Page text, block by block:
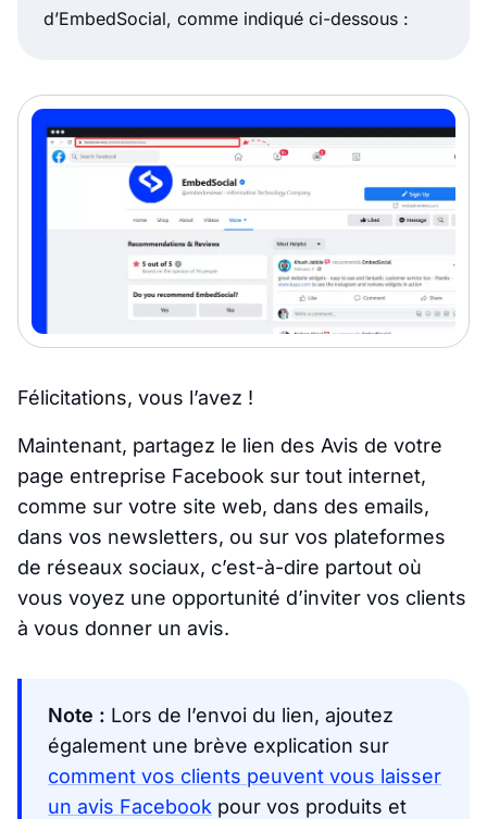
d’EmbedSocial, comme indiqué ci-dessous :
Félicitations, vous l’avez !
Maintenant, partagez le lien des Avis de votre
page entreprise Facebook sur tout internet,
comme sur votre site web, dans des emails,
dans vos newsletters, ou sur vos plateformes
de réseaux sociaux, c’est-à-dire partout où
vous voyez une opportunité d’inviter vos clients
à vous donner un avis.
Note : Lors de l’envoi du lien, ajoutez
également une brève explication sur
comment vos clients peuvent vous laisser
un avis Facebook pour vos produits et